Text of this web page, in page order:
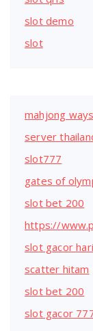
slot demo
slot
mahjong
server
slot777
gates of
slot bet 200
https://
slot gacor
scatter hitam
slot bet 200
slot gacor